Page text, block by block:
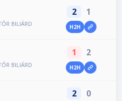
BILIÁRD
2 1
H2H
BILIÁRD
1 2
H2H
2 0